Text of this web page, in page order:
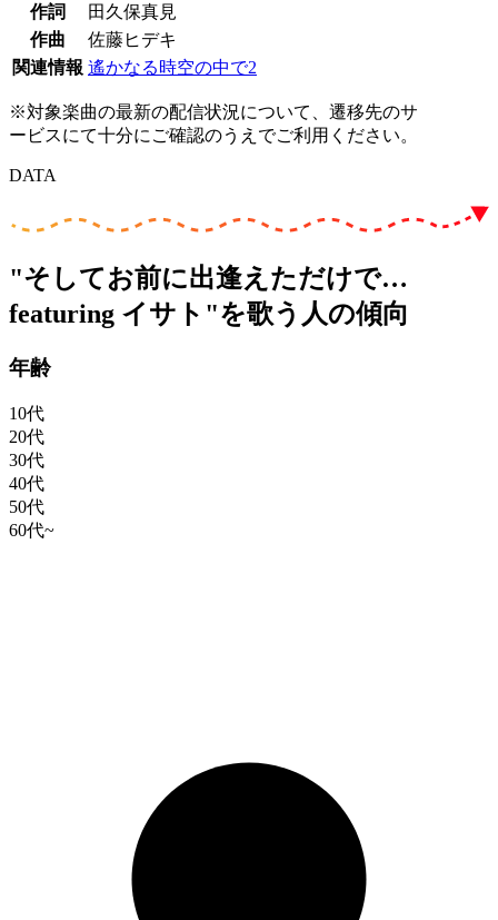
作詞
田久保真見
作曲
佐藤ヒデキ
関連情報 遙かなる時空の中で2
※対象楽曲の最新の配信状況について、遷移先のサ
ービスにて十分にご確認のうえでご利用ください。
DATA
"そしてお前に出逢えただけで…
featuring イサト"を歌う人の傾向
年齢
10代
20代
30代
40代
50代
60代~